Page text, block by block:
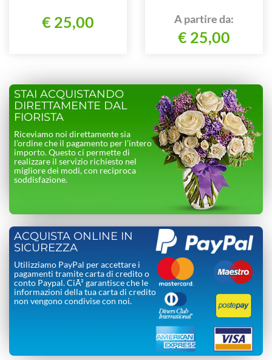
€ 25,00 A partire da:
€ 25,00
STAI ACQUISTANDO
DIRETTAMENTE DAL
FIORISTA
Riceviamo noi direttamente sia
l’ordine che il pagamento per l’intero
importo. Questo ci permette di
realizzare il servizio richiesto nel
migliore dei modi, con reciproca
soddisfazione.
ACQUISTA ONLINE IN
SICUREZZA
Utilizziamo PayPal per accettare i
pagamenti tramite carta di credito o
conto Paypal. CiÃ² garantisce che le
informazioni della tua carta di credito
non vengono condivise con noi.